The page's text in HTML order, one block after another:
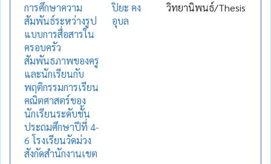
การศึกษาความ
สัมพันธ์ระหว่างรูป
แบบการสื่อสารใน
ครอบครัว
สัมพันธภาพของครู
และนักเรียนกับ
พฤติกรรมการเรียน
คณิตศาสตร์ของ
นักเรียนระดับชั้น
ประถมศึกษาปีที่ 4-
6 โรงเรียนวัดม่วง
สังกัดสำนักงานเขต
ปิยะ คง
อุบล
วิทยานิพนธ์/Thesis